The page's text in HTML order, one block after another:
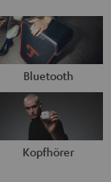
Bluetooth
Kopfhörer